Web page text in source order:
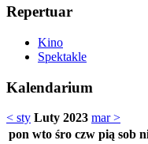
Repertuar
Kino
Spektakle
Kalendarium
< sty Luty 2023 mar >
pon wto śro czw pią sob